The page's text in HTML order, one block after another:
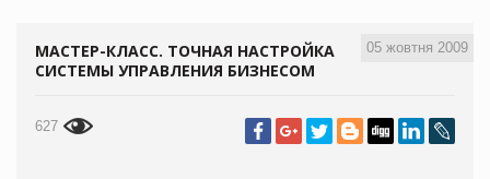
05 жовтня 2009
МАСТЕР-КЛАСС. ТОЧНАЯ НАСТРОЙКА
СИСТЕМЫ УПРАВЛЕНИЯ БИЗНЕСОМ
627